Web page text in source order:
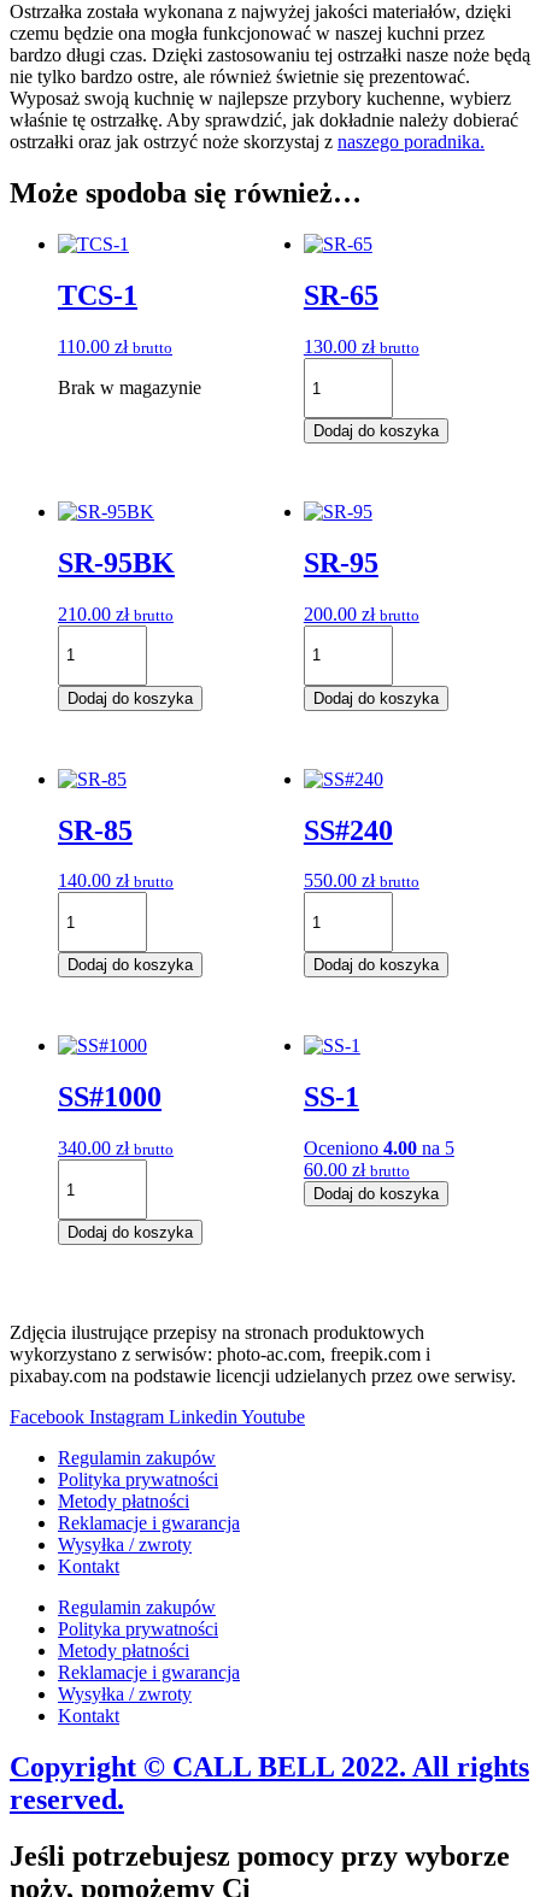
Ostrzałka została wykonana z najwyżej jakości materiałów, dzięki
czemu będzie ona mogła funkcjonować w naszej kuchni przez
bardzo długi czas. Dzięki zastosowaniu tej ostrzałki nasze noże będą
nie tylko bardzo ostre, ale również świetnie się prezentować.
Wyposaż swoją kuchnię w najlepsze przybory kuchenne, wybierz
właśnie tę ostrzałkę. Aby sprawdzić, jak dokładnie należy dobierać
ostrzałki oraz jak ostrzyć noże skorzystaj z naszego poradnika.
Może spodoba się również…
TCS-1
110.00 zł brutto
Brak w magazynie
SR-65
130.00 zł brutto
SR-
Dodaj do koszyka
SR-95BK
210.00 zł brutto
SR-
Dodaj do koszyka
SR-95
200.00 zł brutto
SR-
Dodaj do koszyka
SR-85
140.00 zł brutto
SR-
Dodaj do koszyka
SS#240
550.00 zł brutto
SS#240
Dodaj do koszyka
SS#1000
340.00 zł brutto
SS#1000
Dodaj do koszyka
SS-1
Oceniono 4.00na 5
60.00 zł brutto
ilość
SS-
Dodaj do koszyka
Zdjęcia ilustrujące przepisy na stronach produktowych
wykorzystano z serwisów: photo-ac.com, freepik.com i
pixabay.com na podstawie licencji udzielanych przez owe serwisy.
Facebook Instagram Linkedin Youtube
Regulamin zakupów
Polityka prywatności
Metody płatności
Reklamacje i gwarancja
Wysyłka / zwroty
Kontakt
Regulamin zakupów
Polityka prywatności
Metody płatności
Reklamacje i gwarancja
Wysyłka / zwroty
Kontakt
Copyright © CALL BELL 2022. All rights
reserved.
Jeśli potrzebujesz pomocy przy wyborze
noży, pomożemy Ci